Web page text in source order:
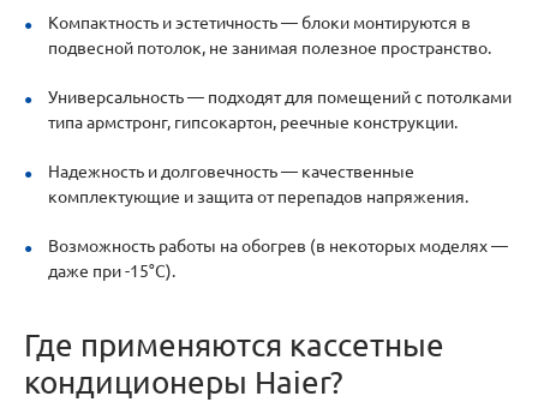
Компактность и эстетичность — блоки монтируются в
подвесной потолок, не занимая полезное пространство.
Универсальность — подходят для помещений с потолками
типа армстронг, гипсокартон, реечные конструкции.
Надежность и долговечность — качественные
комплектующие и защита от перепадов напряжения.
Возможность работы на обогрев (в некоторых моделях —
даже при -15°C).
Где применяются кассетные
кондиционеры Haier?